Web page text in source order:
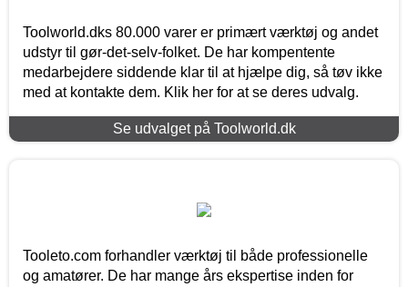
Toolworld.dks 80.000 varer er primært værktøj og andet
udstyr til gør-det-selv-folket. De har kompentente
medarbejdere siddende klar til at hjælpe dig, så tøv ikke
med at kontakte dem. Klik her for at se deres udvalg.
Se udvalget på Toolworld.dk
Tooleto.com forhandler værktøj til både professionelle
og amatører. De har mange års ekspertise inden for